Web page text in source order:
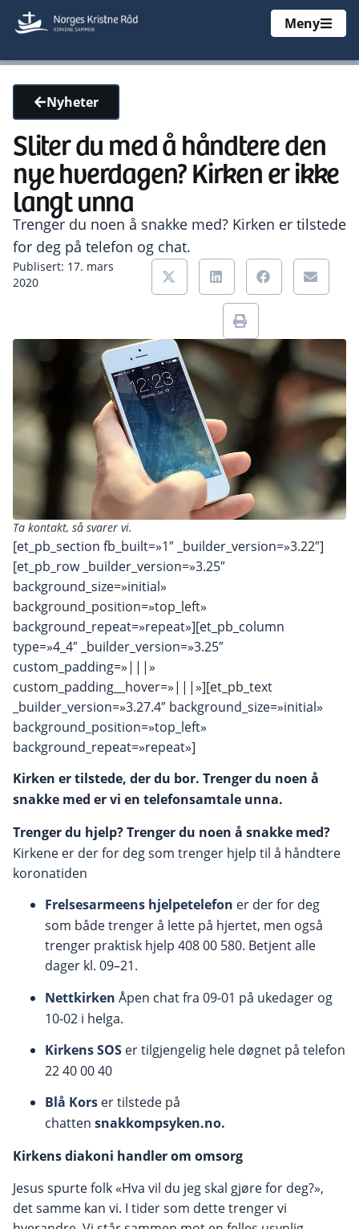
Meny
Nyheter
Sliter du med å håndtere den
nye hverdagen? Kirken er ikke
langt unna
Trenger du noen å snakke med? Kirken er tilstede
for deg på telefon og chat.
Publisert: 17. mars
2020
Ta kontakt, så svarer vi.
[et_pb_section fb_built=»1″ _builder_version=»3.22″]
[et_pb_row _builder_version=»3.25″
background_size=»initial»
background_position=»top_left»
background_repeat=»repeat»][et_pb_column
type=»4_4″ _builder_version=»3.25″
custom_padding=»|||»
custom_padding__hover=»|||»][et_pb_text
_builder_version=»3.27.4″ background_size=»initial»
background_position=»top_left»
background_repeat=»repeat»]
Kirken er tilstede, der du bor. Trenger du noen å
snakke med er vi en telefonsamtale unna.
Trenger du hjelp?Trenger du noen å snakke med?
Kirkene er der for deg som trenger hjelp til å håndtere
koronatiden
Frelsesarmeens hjelpetelefon er der for deg
som både trenger å lette på hjertet, men også
trenger praktisk hjelp 408 00 580. Betjent alle
dager kl. 09–21.
Nettkirken Åpen chat fra 09-01 på ukedager og
10-02 i helga.
Kirkens SOS er tilgjengelig hele døgnet på telefon
22 40 00 40
Blå Kors er tilstede på
chatten snakkompsyken.no.
Kirkens diakoni handler om omsorg
Jesus spurte folk «Hva vil du jeg skal gjøre for deg?»,
det samme kan vi. I tider som dette trenger vi